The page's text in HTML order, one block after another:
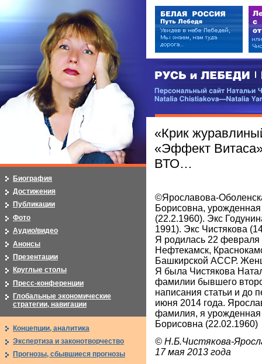
РУСЬ и ЛЕБЕДИ | RUSI —
Персональный сайт Натальи
«Крик
«Эффект
ВТО…
©Ярославова-
Борисовна,
(22.2.1960). Экс
1991). Экс Чистякова
Я родилась 22 февраля
Нефтекамск,
Башкирской АССР.
Я была Чистякова
фамилии бывшего
написания статьи и до
июня 2014 года.
фамилия, я
Борисовна (22.02.1960)
© Н.Б.Чистякова-
17 мая 2013 года
Биография
Достижения
Публикации
Фото
Аудио/видео
Анонсы
Презентации
Круглые столы
Пресс-конференции
Глобальные экономические
стратегии, навигации
Концепции, аналитика
Экспертиза и законотворчество
Прогнозы, сбывшиеся прогнозы